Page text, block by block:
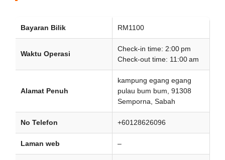
Bayaran Bilik RM1100
Waktu Operasi
Check-in time: 2:00 pm
Check-out time: 11:00 am
Alamat Penuh
kampung egang egang
pulau bum bum, 91308
Semporna, Sabah
No Telefon +60128626096
Laman web –